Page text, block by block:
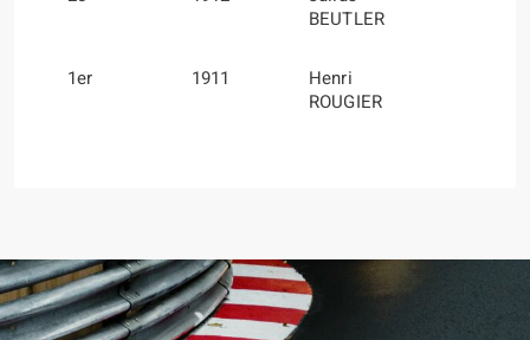
BEUTLER
1er 1911
Henri
ROUGIER